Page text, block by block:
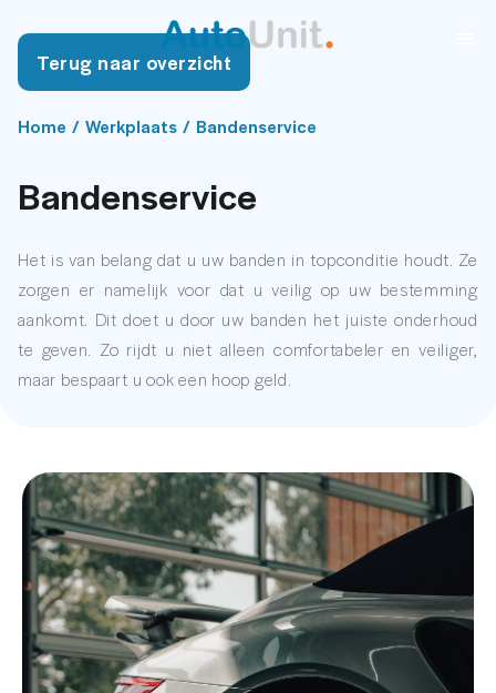
Terug naar overzicht
Home / Werkplaats / Bandenservice
Bandenservice
Het is van belang dat u uw banden in topconditie houdt. Ze
zorgen er namelijk voor dat u veilig op uw bestemming
aankomt. Dit doet u door uw banden het juiste onderhoud
te geven. Zo rijdt u niet alleen comfortabeler en veiliger,
maar bespaart u ook een hoop geld.